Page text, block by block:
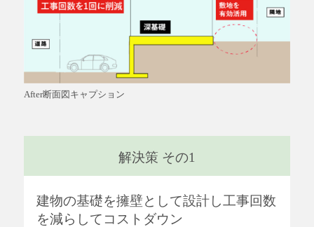
After断面図キャプション
解決策 その1
建物の基礎を擁壁として設計し工事回数
を減らしてコストダウン